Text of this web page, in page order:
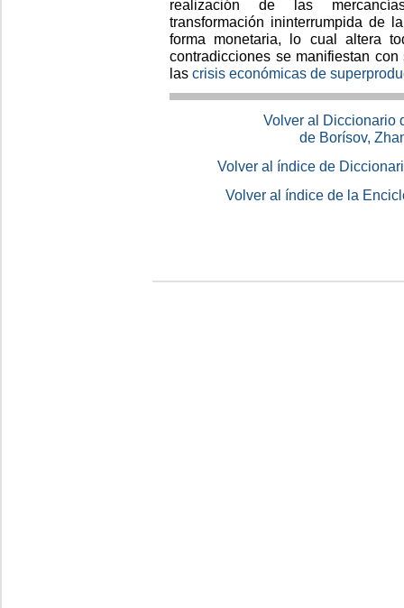
realización de las
transformación ininterrumpida de
forma monetaria, lo cual altera
contradicciones se manifiestan
las crisis económicas de
Volver al Diccionario
de Borísov,
Volver al índice de
Volver al índice de la